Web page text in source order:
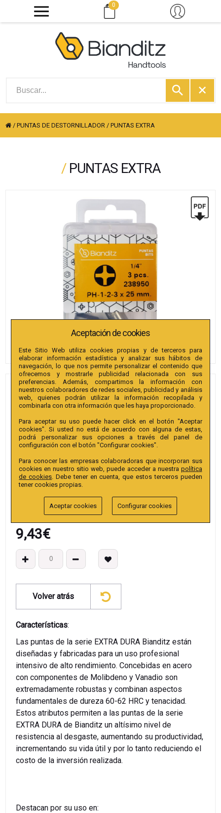
0
/PUNTAS DE DESTORNILLADOR /PUNTAS EXTRA
/ PUNTAS EXTRA
PUNTAS BIANDITZ PH 1,2,3 X
25MM 1/4" SURTIDO 3U.
Referencia:238950
Colección
EAN13:
9,43€
Volver atrás
Características:
Las puntas de la serie EXTRA DURA Bianditz están
diseñadas y fabricadas para un uso profesional
intensivo de alto rendimiento. Concebidas en acero
con componentes de Molibdeno y Vanadio son
extremadamente robustas y combinan aspectos
fundamentales de dureza 60-62 HRC y tenacidad.
Estos atributos permiten a las puntas de la serie
EXTRA DURA de Bianditz un altísimo nivel de
resistencia al desgaste, aumentando su productividad,
incrementando su vida útil y por lo tanto reduciendo el
costo de la inversión realizada.
Destacan por su uso en:
Aceptación de cookies
Este Sitio Web utiliza cookies propias y de terceros para
elaborar información estadística y analizar sus hábitos de
navegación, lo que nos permite personalizar el contenido que
ofrecemos y mostrarle publicidad relacionada con sus
preferencias. Además, compartimos la información con
nuestros colaboradores de redes sociales, publicidad y análisis
web, quienes podrán utilizar la información recopilada y
combinarla con otra información que les haya proporcionado.
Para aceptar su uso puede hacer click en el botón "Aceptar
cookies". Si usted no está de acuerdo con alguna de estas,
podrá personalizar sus opciones a través del panel de
configuración con el botón "Configurar cookies".
Para conocer las empresas colaboradoras que incorporan sus
cookies en nuestro sitio web, puede acceder a nuestra política
de cookies . Debe tener en cuenta, que estos terceros pueden
tener cookies propias.
Aceptar cookies Configurar cookies